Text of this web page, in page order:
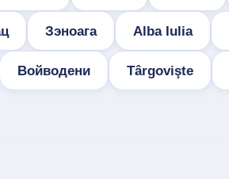
Зэноага Alba Iulia
Войводени Târgovişte